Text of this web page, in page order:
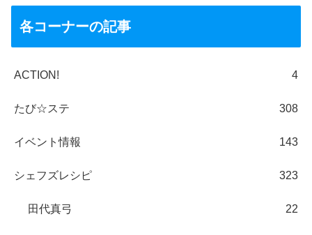
各コーナーの記事
ACTION! 4
たび☆ステ 308
イベント情報 143
シェフズレシピ 323
田代真弓 22